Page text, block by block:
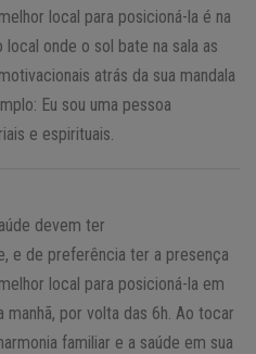
local para posicioná-la é na
onde o sol bate na sala as
atrás da sua mandala
Eu sou uma pessoa
e espirituais.
devem ter
e de preferência ter a presença
local para posicioná-la em
por volta das 6h. Ao tocar
familiar e a saúde em sua